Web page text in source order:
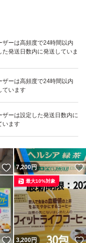
ザーは高頻度で24時間以内
た発送日数内に発送していま
ザーは高頻度で24時間以内
ています
ザーは設定した発送日数内に
います
いいね！
7,490
いいね！
7,200円
いいね！
3,200円
最大10%対象